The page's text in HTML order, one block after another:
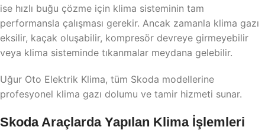
ise hızlı buğu çözme için klima sisteminin tam
performansla çalışması gerekir. Ancak zamanla klima gazı
eksilir, kaçak oluşabilir, kompresör devreye girmeyebilir
veya klima sisteminde tıkanmalar meydana gelebilir.
Uğur Oto Elektrik Klima, tüm Skoda modellerine
profesyonel klima gazı dolumu ve tamir hizmeti sunar.
Skoda Araçlarda Yapılan Klima İşlemleri